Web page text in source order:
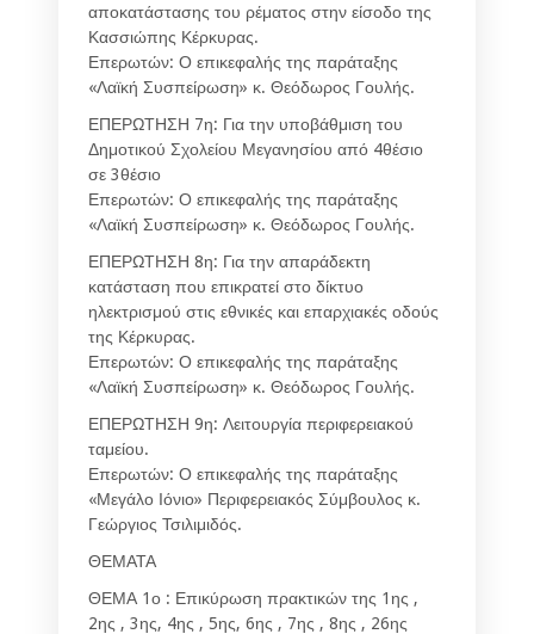
αποκατάστασης του ρέματος στην είσοδο της
Κασσιώπης Κέρκυρας.
Επερωτών: Ο επικεφαλής της παράταξης
«Λαϊκή Συσπείρωση» κ. Θεόδωρος Γουλής.
ΕΠΕΡΩΤΗΣΗ 7η: Για την υποβάθμιση του
Δημοτικού Σχολείου Μεγανησίου από 4θέσιο
σε 3θέσιο
Επερωτών: Ο επικεφαλής της παράταξης
«Λαϊκή Συσπείρωση» κ. Θεόδωρος Γουλής.
ΕΠΕΡΩΤΗΣΗ 8η: Για την απαράδεκτη
κατάσταση που επικρατεί στο δίκτυο
ηλεκτρισμού στις εθνικές και επαρχιακές οδούς
της Κέρκυρας.
Επερωτών: Ο επικεφαλής της παράταξης
«Λαϊκή Συσπείρωση» κ. Θεόδωρος Γουλής.
ΕΠΕΡΩΤΗΣΗ 9η: Λειτουργία περιφερειακού
ταμείου.
Επερωτών: Ο επικεφαλής της παράταξης
«Μεγάλο Ιόνιο» Περιφερειακός Σύμβουλος κ.
Γεώργιος Τσιλιμιδός.
ΘΕΜΑΤΑ
ΘΕΜΑ 1ο : Επικύρωση πρακτικών της 1ης ,
2ης , 3ης, 4ης , 5ης, 6ης , 7ης , 8ης , 26ης